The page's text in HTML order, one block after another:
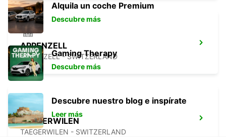
APPENZELL
APPENZELL - SWITZERLAND
TAEGERWILEN
TAEGERWILEN - SWITZERLAND
Alquila un coche Premium
Descubre más
Gaming Therapy
Descubre más
Descubre nuestro blog e inspírate
Leer más